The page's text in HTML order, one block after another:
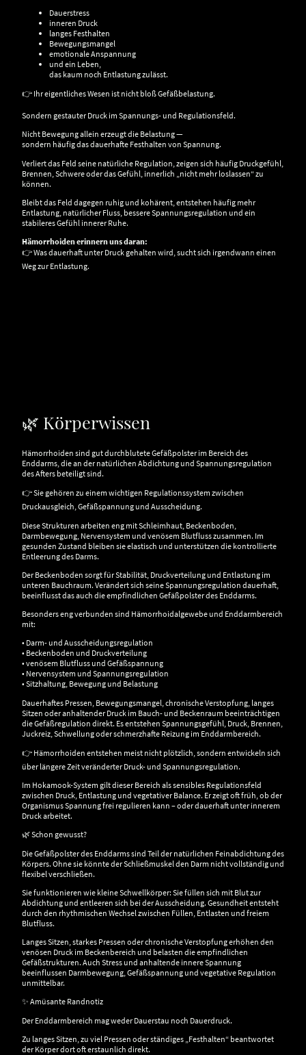
Dauerstress
inneren Druck
langes Festhalten
Bewegungsmangel
emotionale Anspannung
und ein Leben,
das kaum noch Entlastung zulässt.
👉 Ihr eigentliches Wesen ist nicht bloß Gefäßbelastung.
Sondern gestauter Druck im Spannungs- und Regulationsfeld.
Nicht Bewegung allein erzeugt die Belastung —
sondern häufig das dauerhafte Festhalten von Spannung.
Verliert das Feld seine natürliche Regulation, zeigen sich häufig Druckgefühl,
Brennen, Schwere oder das Gefühl, innerlich „nicht mehr loslassen“ zu
können.
Bleibt das Feld dagegen ruhig und kohärent, entstehen häufig mehr
Entlastung, natürlicher Fluss, bessere Spannungsregulation und ein
stabileres Gefühl innerer Ruhe.
Hämorrhoiden erinnern uns daran:
👉 Was dauerhaft unter Druck gehalten wird, sucht sich irgendwann einen
Weg zur Entlastung.
🌿 Körperwissen
Hämorrhoiden sind gut durchblutete Gefäßpolster im Bereich des
Enddarms, die an der natürlichen Abdichtung und Spannungsregulation
des Afters beteiligt sind.
👉 Sie gehören zu einem wichtigen Regulationssystem zwischen
Druckausgleich, Gefäßspannung und Ausscheidung.
Diese Strukturen arbeiten eng mit Schleimhaut, Beckenboden,
Darmbewegung, Nervensystem und venösem Blutfluss zusammen. Im
gesunden Zustand bleiben sie elastisch und unterstützen die kontrollierte
Entleerung des Darms.
Der Beckenboden sorgt für Stabilität, Druckverteilung und Entlastung im
unteren Bauchraum. Verändert sich seine Spannungsregulation dauerhaft,
beeinflusst das auch die empfindlichen Gefäßpolster des Enddarms.
Besonders eng verbunden sind Hämorrhoidalgewebe und Enddarmbereich
mit:
• Darm- und Ausscheidungsregulation
• Beckenboden und Druckverteilung
• venösem Blutfluss und Gefäßspannung
• Nervensystem und Spannungsregulation
• Sitzhaltung, Bewegung und Belastung
Dauerhaftes Pressen, Bewegungsmangel, chronische Verstopfung, langes
Sitzen oder anhaltender Druck im Bauch- und Beckenraum beeinträchtigen
die Gefäßregulation direkt. Es entstehen Spannungsgefühl, Druck, Brennen,
Juckreiz, Schwellung oder schmerzhafte Reizung im Enddarmbereich.
👉 Hämorrhoiden entstehen meist nicht plötzlich, sondern entwickeln sich
über längere Zeit veränderter Druck- und Spannungsregulation.
Im Hokamook-System gilt dieser Bereich als sensibles Regulationsfeld
zwischen Druck, Entlastung und vegetativer Balance. Er zeigt oft früh, ob der
Organismus Spannung frei regulieren kann – oder dauerhaft unter innerem
Druck arbeitet.
🌿 Schon gewusst?
Die Gefäßpolster des Enddarms sind Teil der natürlichen Feinabdichtung des
Körpers. Ohne sie könnte der Schließmuskel den Darm nicht vollständig und
flexibel verschließen.
Sie funktionieren wie kleine Schwellkörper: Sie füllen sich mit Blut zur
Abdichtung und entleeren sich bei der Ausscheidung. Gesundheit entsteht
durch den rhythmischen Wechsel zwischen Füllen, Entlasten und freiem
Blutfluss.
Langes Sitzen, starkes Pressen oder chronische Verstopfung erhöhen den
venösen Druck im Beckenbereich und belasten die empfindlichen
Gefäßstrukturen. Auch Stress und anhaltende innere Spannung
beeinflussen Darmbewegung, Gefäßspannung und vegetative Regulation
unmittelbar.
✨ Amüsante Randnotiz
Der Enddarmbereich mag weder Dauerstau noch Dauerdruck.
Zu langes Sitzen, zu viel Pressen oder ständiges „Festhalten“ beantwortet
der Körper dort oft erstaunlich direkt.